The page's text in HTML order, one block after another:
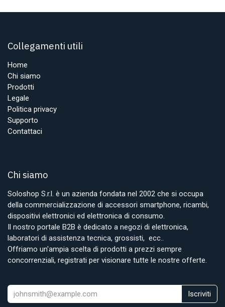
Collegamenti utili
Home
Chi siamo
Prodotti
Legale
Politica privacy
Supporto
Contattaci
Chi siamo
Soloshop S.r.l. è un azienda fondata nel 2002 che si occupa
della commercializzazione di accessori smartphone, ricambi,
dispositivi elettronici ed elettronica di consumo.
Il nostro portale B2B è dedicato a negozi di elettronica,
laboratori di assistenza tecnica, grossisti, ecc..
Offriamo un'ampia scelta di prodotti a prezzi sempre
concorrenziali, registrati per visionare tutte le nostre offerte.
Iscriviti